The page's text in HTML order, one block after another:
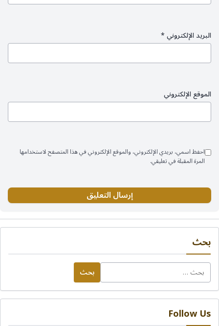
البريد الإلكتروني*
الموقع الإلكتروني
احفظ اسمي، بريدي الإلكتروني، والموقع الإلكتروني في هذا المتصفح لاستخدامها
المرة المقبلة في تعليقي.
بحث
البحث
عن:
Follow Us